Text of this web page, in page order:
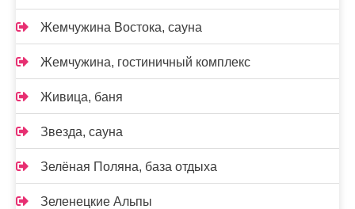
Жемчужина Востока, сауна
Жемчужина, гостиничный комплекс
Живица, баня
Звезда, сауна
Зелёная Поляна, база отдыха
Зеленецкие Альпы